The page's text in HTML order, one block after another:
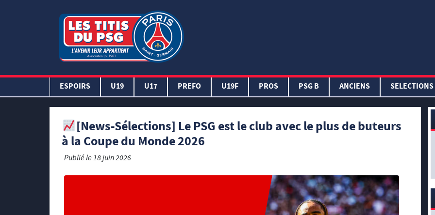
ESPOIRS U19 U17 PREFO U19F PROS PSG B ANCIENS SELECTIONS
[News-Sélections] Le PSG est le club avec le plus de buteurs
à la Coupe du Monde 2026
Publié le18 juin 2026